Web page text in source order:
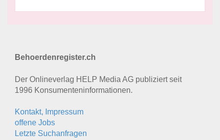
Behoerdenregister.ch
Der Onlineverlag HELP Media AG publiziert seit
1996 Konsumenten­informationen.
Kontakt, Impressum
offene Jobs
Letzte Suchanfragen